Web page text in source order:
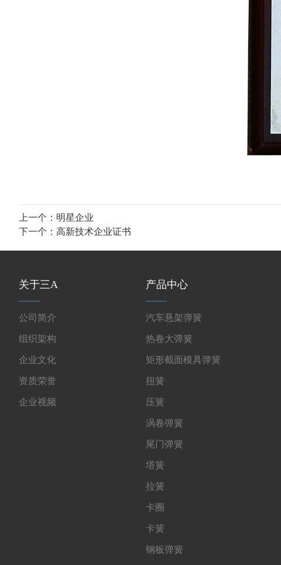
上一个： 明星企业
下一个： 高新技术企业证书
关于三A
公司简介
组织架构
企业文化
资质荣誉
企业视频
产品中心
汽车悬架弹簧
热卷大弹簧
矩形截面模具弹簧
扭簧
压簧
涡卷弹簧
尾门弹簧
塔簧
拉簧
卡圈
卡簧
钢板弹簧